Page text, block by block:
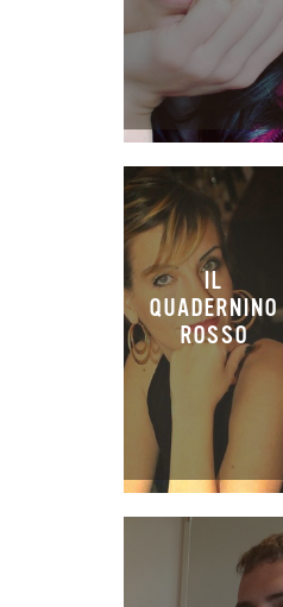
IL
QUADERNINO
ROSSO